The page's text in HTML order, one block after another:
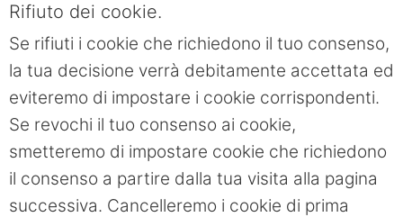
Rifiuto dei cookie.
Se rifiuti i cookie che richiedono il tuo consenso,
la tua decisione verrà debitamente accettata ed
eviteremo di impostare i cookie corrispondenti.
Se revochi il tuo consenso ai cookie,
smetteremo di impostare cookie che richiedono
il consenso a partire dalla tua visita alla pagina
successiva. Cancelleremo i cookie di prima